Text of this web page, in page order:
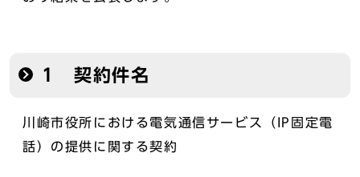
1 契約件名
川崎市役所における電気通信サービス（IP固定電
話）の提供に関する契約